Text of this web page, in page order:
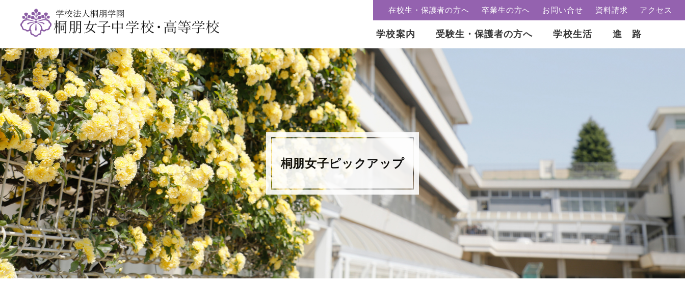
在校生・保護者の方へ 卒業生の方へ お問い合せ 資料請求 アクセス
学校案内 受験生・保護者の方へ 学校生活 進 路
桐朋女子ピックアップ